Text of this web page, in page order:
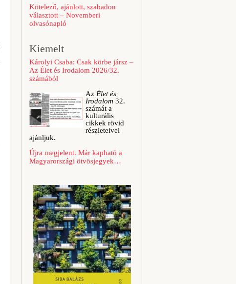
Kötelező, ajánlott, szabadon
választott – Novemberi
olvasónapló
Kiemelt
Károlyi Csaba: Csak körbe jársz –
Az Élet és Irodalom 2026/32.
számából
Az Élet és
Irodalom 32.
számát a
kulturális
cikkek rövid
részleteivel
ajánljuk.
Újra megjelent. Már kapható a
Magyarországi ötvösjegyek…